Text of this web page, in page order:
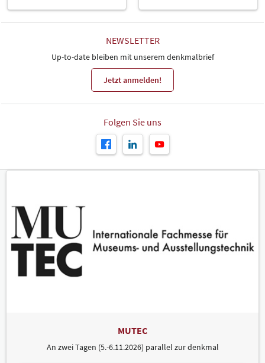
NEWSLETTER
Up-to-date bleiben mit unserem denkmalbrief
Jetzt anmelden!
Folgen Sie uns
MUTEC
An zwei Tagen (5.-6.11.2026) parallel zur denkmal